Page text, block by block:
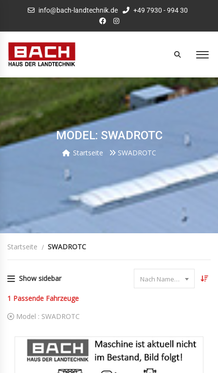
info@bach-landtechnik.de +49 7930 - 994 30
MODEL: SWADROTC
Startseite SWADROTC
Startseite SWADROTC
Show sidebar Nach Name sortieren
1 Passende Fahrzeuge
Model : SWADROTC